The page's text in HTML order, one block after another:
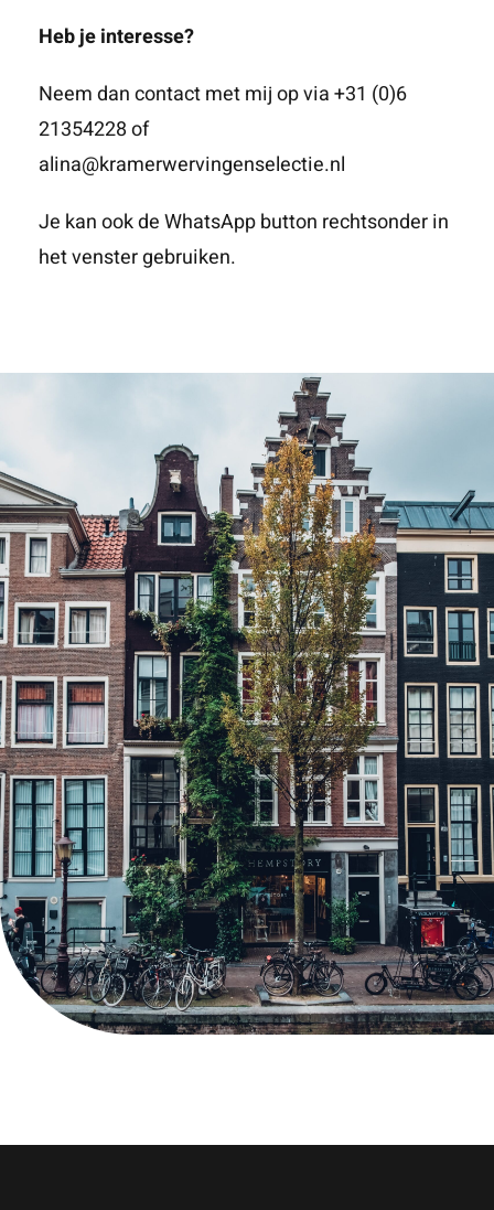
Heb je interesse?
Neem dan contact met mij op via +31 (0)6
21354228 of
alina@kramerwervingenselectie.nl
Je kan ook de WhatsApp button rechtsonder in
het venster gebruiken.